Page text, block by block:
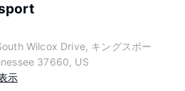
Wilcox Drive, キングスポー
37660, US
示